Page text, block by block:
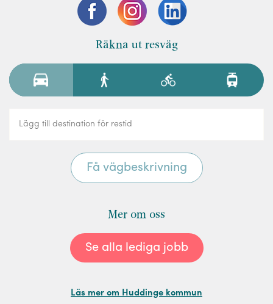
Räkna ut resväg
Mer om oss
Se alla lediga jobb
Läs mer om Huddinge kommun